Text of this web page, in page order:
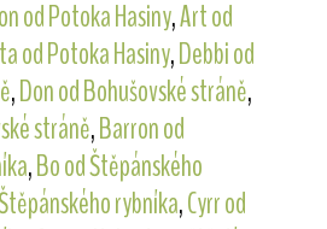
od Potoka Hasiny,Art od
od Potoka Hasiny,Debbi od
,Don od Bohušovské stráně,
stráně,Barron od
,Bo od Štěpánského
rybníka,Cyrr od